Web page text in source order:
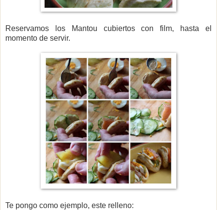
Reservamos los Mantou cubiertos con film, hasta el
momento de servir.
Te pongo como ejemplo, este relleno: